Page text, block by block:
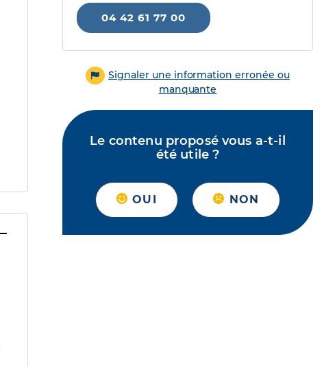
04 42 61 77 00
Signaler une information erronée ou
manquante
Le contenu proposé vous a-t-il
été utile ?
OUI NON